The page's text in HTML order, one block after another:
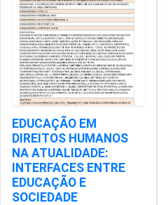
EDUCAÇÃO EM
DIREITOS HUMANOS
NA ATUALIDADE:
INTERFACES ENTRE
EDUCAÇÃO E
SOCIEDADE